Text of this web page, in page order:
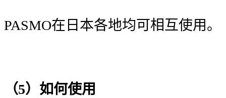
PASMO在日本各地均可相互使用。
（5）如何使用